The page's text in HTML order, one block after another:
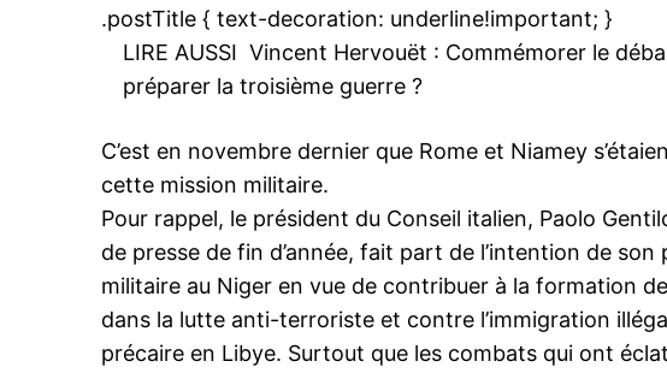
.postTitle { text-decoration: underline!important; }
LIRE AUSSI Vincent Hervouët : Commémorer le
préparer la troisième guerre ?
C’est en novembre dernier que Rome et Niamey
cette mission militaire.
Pour rappel, le président du Conseil italien, Paolo
de presse de fin d’année, fait part de l’intention de son
militaire au Niger en vue de contribuer à la formation
dans la lutte anti-terroriste et contre l’immigration
précaire en Libye. Surtout que les combats qui ont